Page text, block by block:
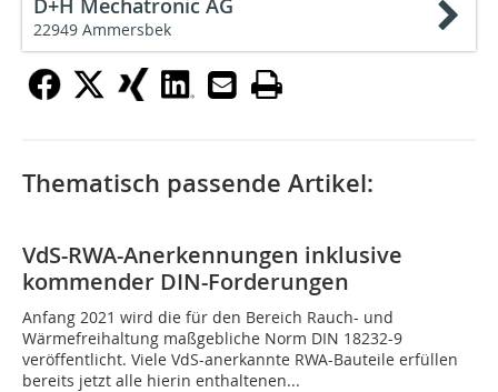
22949 Ammersbek
Thematisch passende Artikel:
VdS-RWA-Anerkennungen inklusive
kommender DIN-Forderungen
Anfang 2021 wird die für den Bereich Rauch- und
Wärmefreihaltung maßgebliche Norm DIN 18232-9
veröffentlicht. Viele VdS-anerkannte RWA-Bauteile erfüllen
bereits jetzt alle hierin enthaltenen...